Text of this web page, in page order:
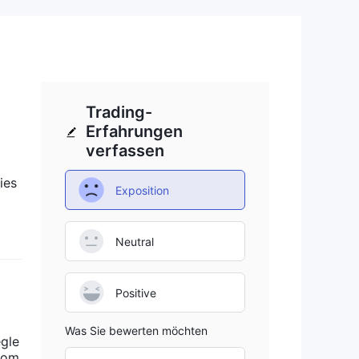
Trading-
Erfahrungen
verfassen
Exposition
Neutral
Positive
Was Sie bewerten möchten